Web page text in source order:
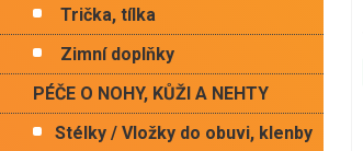
Trička, tílka
Zimní doplňky
PÉČE O NOHY, KŮŽI A NEHTY
Stélky / Vložky do obuvi, klenby